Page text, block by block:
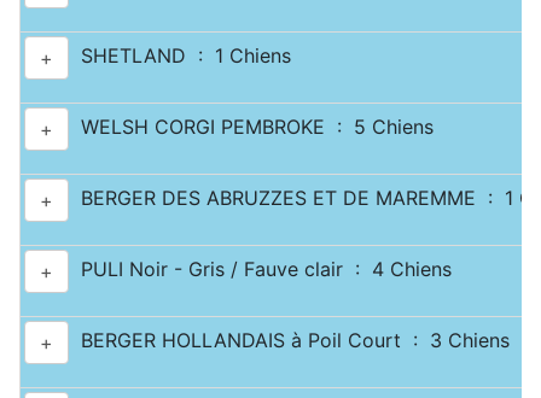
+ SHETLAND : 1 Chiens
+ WELSH CORGI PEMBROKE : 5 Chiens
+ BERGER DES ABRUZZES ET DE MAREMME : 1
+ PULI Noir - Gris / Fauve clair : 4 Chiens
+ BERGER HOLLANDAIS à Poil Court : 3 Chiens